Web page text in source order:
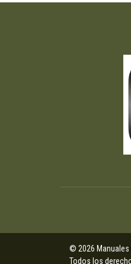
© 2026 Manuales
Todos los